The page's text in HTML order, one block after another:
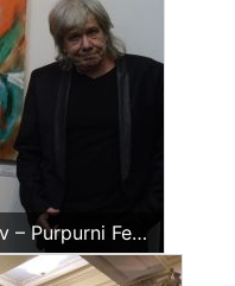
012 Miša Mihajlo Kravcev – Purpurni Fenikse